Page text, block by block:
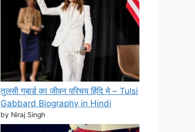
तुलसी गबार्ड का जीवन परिचय हिंदि मे – Tulsi
Gabbard Biography in Hindi
by Niraj Singh